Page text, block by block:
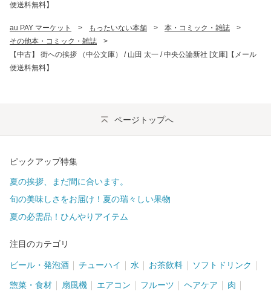
便送料無料】
au PAY マーケット > もったいない本舗 > 本・コミック・雑誌
>
その他本・コミック・雑誌
>
【中古】 街への挨拶 （中公文庫） / 山田 太一 / 中央公論新社 [文庫]【メール
便送料無料】
ページトップへ
ピックアップ特集
夏の挨拶、まだ間に合います。
旬の美味しさをお届け！夏の瑞々しい果物
夏の必需品！ひんやりアイテム
注目のカテゴリ
ビール・発泡酒 チューハイ 水 お茶飲料 ソフトドリンク
惣菜・食材 扇風機 エアコン フルーツ ヘアケア 肉